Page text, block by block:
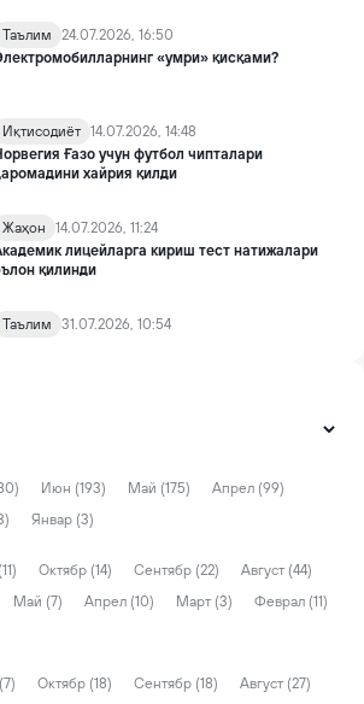
Таълим
24.07.2026, 16:50
«умри» қисқами?
Иқтисодиёт 14.07.2026, 14:48
Ғазо учун футбол чипталари
хайрия қилди
Жаҳон
14.07.2026, 11:24
лицейларга кириш тест натижалари
қилинди
Таълим 31.07.2026, 10:54
Июн (193) Май (175)
Апрел (99)
Январ (3)
Октябр (14) Сентябр (22)
Август (44)
Май (7) Апрел (10) Март (3)
Феврал (11)
Октябр (18) Сентябр (18)
Август (27)